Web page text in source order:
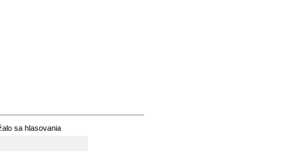
sa hlasovania